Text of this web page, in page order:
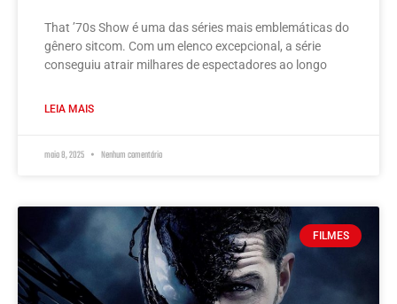
That ’70s Show é uma das séries mais emblemáticas do
gênero sitcom. Com um elenco excepcional, a série
conseguiu atrair milhares de espectadores ao longo
LEIA MAIS
maio 8, 2025 Nenhum comentário
FILMES